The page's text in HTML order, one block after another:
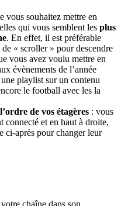
vous souhaitez mettre en
qui vous semblent les plus
. En effet, il est préférable
« scroller » pour descendre
vous avez voulu mettre en
évènements de l’année
playlist sur un contenu
le football avec les la
de vos étagères : vous
connecté et en haut à droite,
ci-après pour changer leur
chaîne dans son